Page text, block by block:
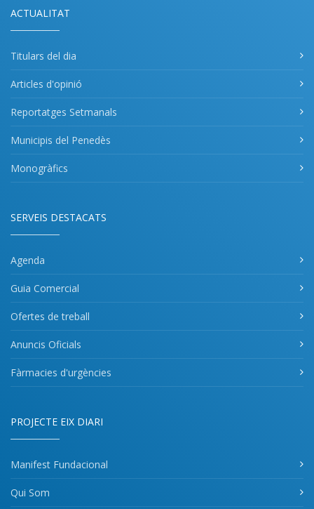
ACTUALITAT
Titulars del dia
Articles d'opinió
Reportatges Setmanals
Municipis del Penedès
Monogràfics
SERVEIS DESTACATS
Agenda
Guia Comercial
Ofertes de treball
Anuncis Oficials
Fàrmacies d'urgències
PROJECTE EIX DIARI
Manifest Fundacional
Qui Som